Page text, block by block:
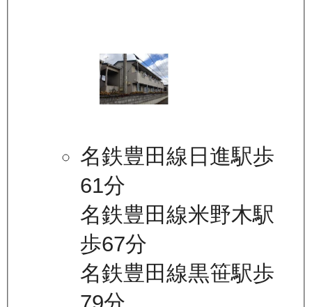
名鉄豊田線日進駅歩
61分
名鉄豊田線米野木駅
歩67分
名鉄豊田線黒笹駅歩